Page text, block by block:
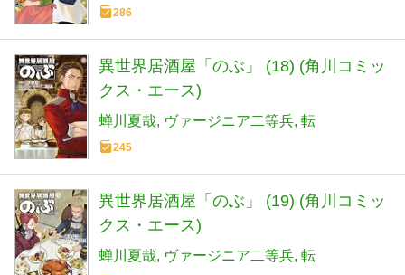
286
異世界居酒屋「のぶ」 (18) (角川コミッ
クス・エース)
蝉川夏哉 ヴァージニア二等兵 転
245
異世界居酒屋「のぶ」 (19) (角川コミッ
クス・エース)
蝉川夏哉 ヴァージニア二等兵 転